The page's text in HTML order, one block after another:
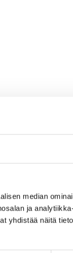
median
ja
yhdistää näitä